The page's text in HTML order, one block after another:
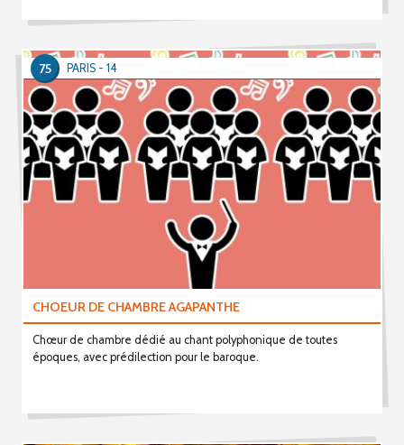
CHOEUR DE CHAMBRE AGAPANTHE
Chœur de chambre dédié au chant polyphonique de toutes
époques, avec prédilection pour le baroque.
PARIS - 14
75